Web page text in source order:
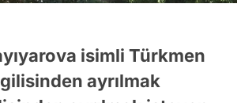
isimli Türkmen
ayrılmak